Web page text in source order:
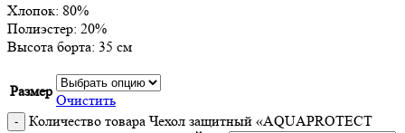
Хлопок: 80%
Полиэстер: 20%
Высота борта: 35 см
Размер
Очистить
Количество товара Чехол защитный «AQUAPROTECT